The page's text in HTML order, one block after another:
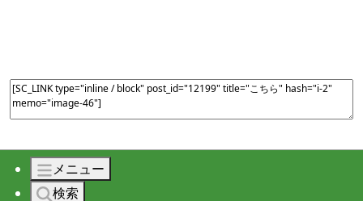
メニュー
検索